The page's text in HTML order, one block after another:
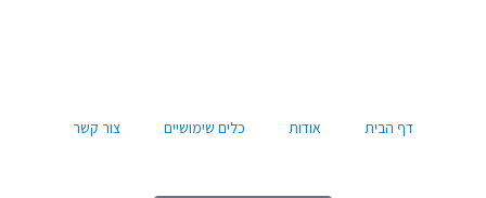
דף הבית אודות כלים שימושיים צור קשר